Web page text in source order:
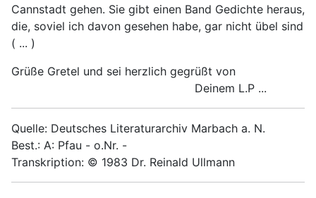
Cannstadt gehen. Sie gibt einen Band Gedichte heraus,
die, soviel ich davon gesehen habe, gar nicht übel sind
( ... )
Grüße Gretel und sei herzlich gegrüßt von
Deinem L.P ...
Quelle: Deutsches Literaturarchiv Marbach a. N.
Best.: A: Pfau - o.Nr. -
Transkription: © 1983 Dr. Reinald Ullmann